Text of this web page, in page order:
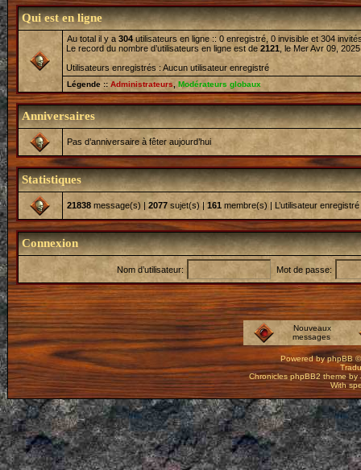
Qui est en ligne
Au total il y a 304utilisateurs en ligne :: 0 enregistré, 0 invisible et 304
Le record du nombre d’utilisateurs en ligne est de 2121, le Mer Avr 09,
Utilisateurs enregistrés : Aucun utilisateur enregistré
Légende :: Administrateurs Modérateurs globaux
Anniversaires
Pas d’anniversaire à fêter aujourd’hui
Statistiques
21838message(s) | 2077sujet(s) | 161membre(s) | L’utilisateur
Connexion
Nom d’utilisateur: Mot de passe:
Nouveaux
messages
Powered byphpBB©
Chronicles phpBB2 theme by
With